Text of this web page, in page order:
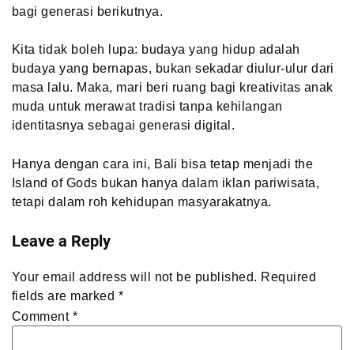
bagi generasi berikutnya.
Kita tidak boleh lupa: budaya yang hidup adalah
budaya yang bernapas, bukan sekadar diulur-ulur dari
masa lalu. Maka, mari beri ruang bagi kreativitas anak
muda untuk merawat tradisi tanpa kehilangan
identitasnya sebagai generasi digital.
Hanya dengan cara ini, Bali bisa tetap menjadi the
Island of Gods bukan hanya dalam iklan pariwisata,
tetapi dalam roh kehidupan masyarakatnya.
Leave a Reply
Your email address will not be published. Required
fields are marked *
Comment *